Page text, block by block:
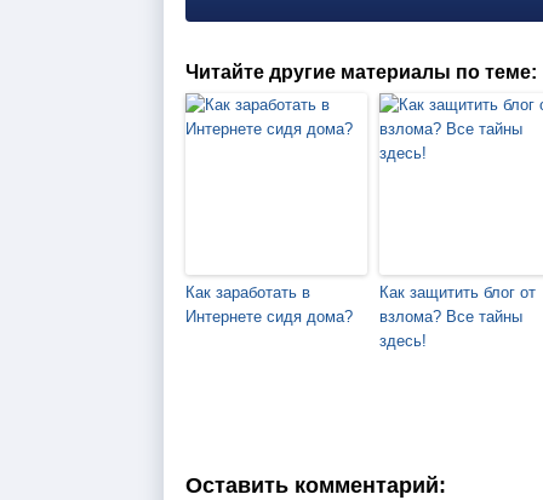
Читайте другие материалы по теме:
Как заработать в
Интернете сидя дома?
Как защитить блог от
взлома? Все тайны
здесь!
Оставить комментарий: